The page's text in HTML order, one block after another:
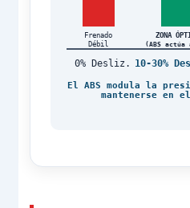
Frenado
Débil
ZONA
(ABS actúa
0% Desliz. 10-30%
El ABS modula la
mantenerse en